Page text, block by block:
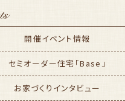
開催イベント情報
セミオーダー住宅「Base」
お家づくりインタビュー